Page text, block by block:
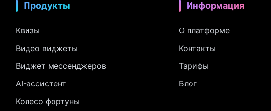
Продукты
Квизы
Видео виджеты
Виджет мессенджеров
AI-ассистент
Колесо фортуны
Информация
О платформе
Контакты
Тарифы
Блог